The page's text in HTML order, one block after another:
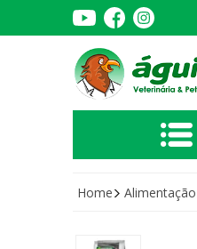
Home Alimentação